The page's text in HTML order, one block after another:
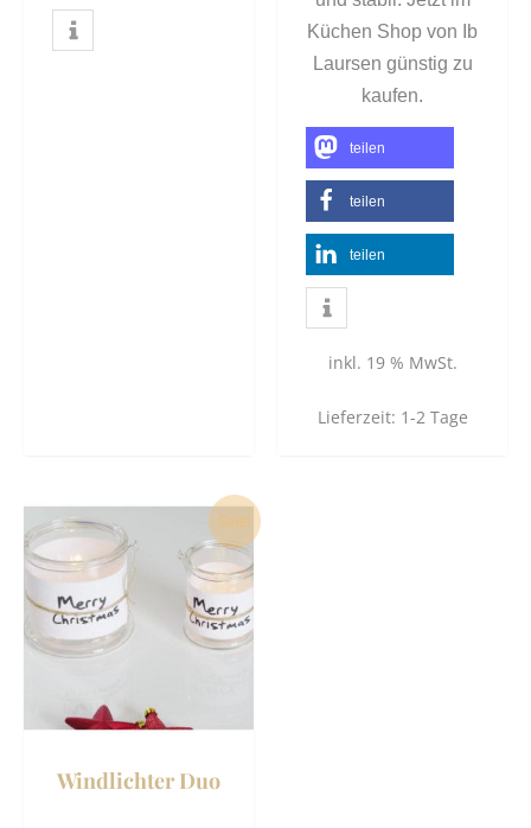
Küchen Shop von Ib
Laursen günstig zu
kaufen.
teilen
teilen
teilen
inkl. 19 % MwSt.
Lieferzeit: 1-2 Tage
Sale!
Windlichter Duo
Ursprünglicher
12,80 €
Aktueller
Preis
ist:
11,09 €.